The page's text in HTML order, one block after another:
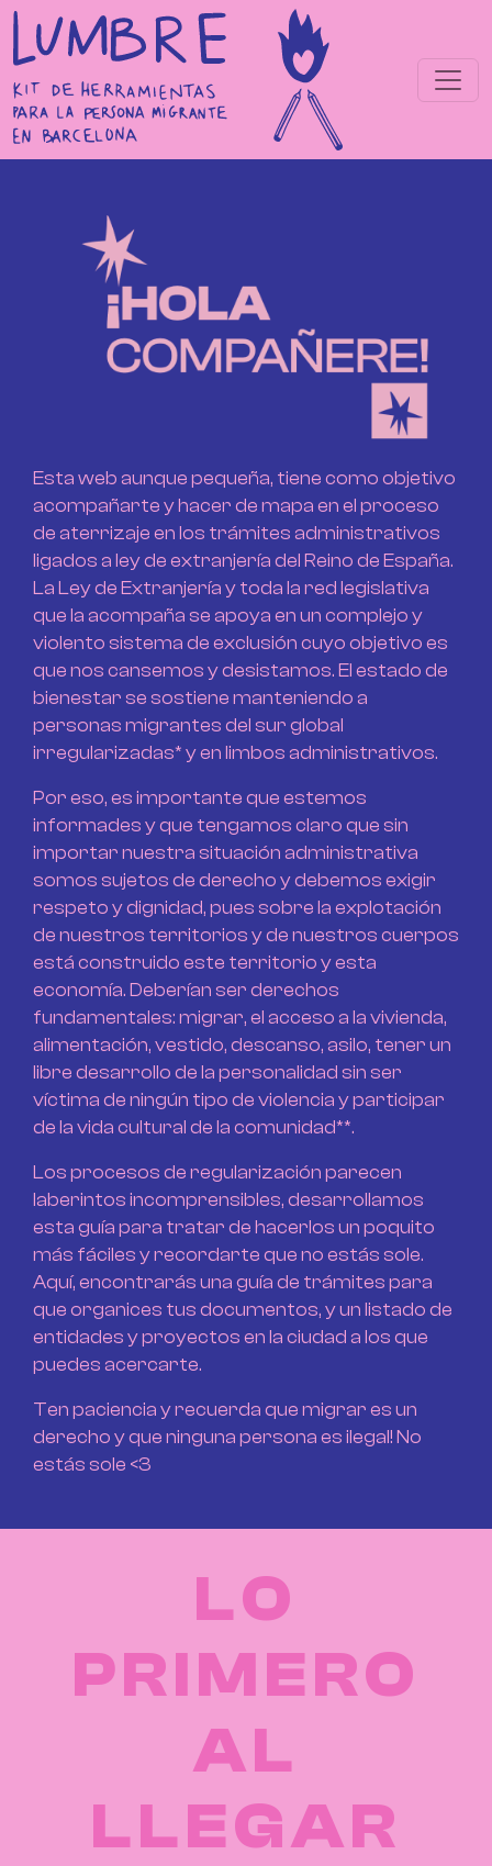
Pasar al contenido principal
Esta web aunque pequeña, tiene como objetivo
acompañarte y hacer de mapa en el proceso
de aterrizaje en los trámites administrativos
ligados a ley de extranjería del Reino de España.
La Ley de Extranjería y toda la red legislativa
que la acompaña se apoya en un complejo y
violento sistema de exclusión cuyo objetivo es
que nos cansemos y desistamos. El estado de
bienestar se sostiene manteniendo a
personas migrantes del sur global
irregularizadas* y en limbos administrativos.
Por eso, es importante que estemos
informades y que tengamos claro que sin
importar nuestra situación administrativa
somos sujetos de derecho y debemos exigir
respeto y dignidad, pues sobre la explotación
de nuestros territorios y de nuestros cuerpos
está construido este territorio y esta
economía. Deberían ser derechos
fundamentales: migrar, el acceso a la vivienda,
alimentación, vestido, descanso, asilo, tener un
libre desarrollo de la personalidad sin ser
víctima de ningún tipo de violencia y participar
de la vida cultural de la comunidad**.
Los procesos de regularización parecen
laberintos incomprensibles, desarrollamos
esta guía para tratar de hacerlos un poquito
más fáciles y recordarte que no estás sole.
Aquí, encontrarás una guía de trámites para
que organices tus documentos, y un listado de
entidades y proyectos en la ciudad a los que
puedes acercarte.
Ten paciencia y recuerda que migrar es un
derecho y que ninguna persona es ilegal! No
estás sole <3
LO
PRIMERO
AL
LLEGAR